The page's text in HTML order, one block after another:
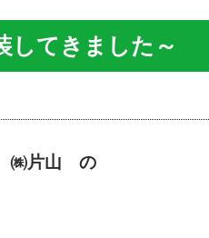
してきました～
㈱片山 の